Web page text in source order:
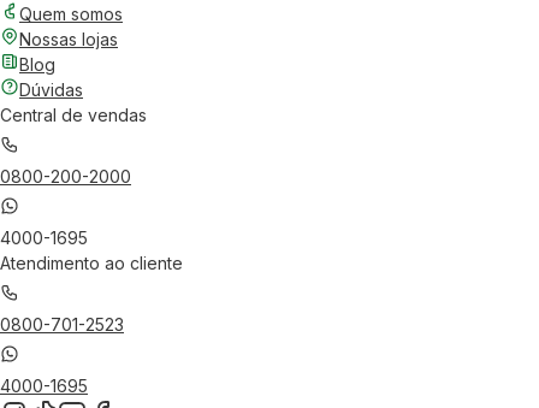
Quem somos
Nossas lojas
Blog
Dúvidas
Central de vendas
0800-200-2000
4000-1695
Atendimento ao cliente
0800-701-2523
4000-1695